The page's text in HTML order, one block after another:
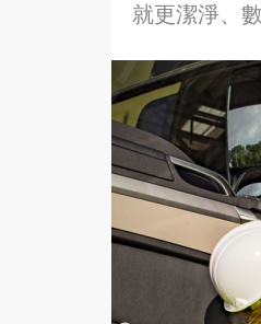
就更潔淨、